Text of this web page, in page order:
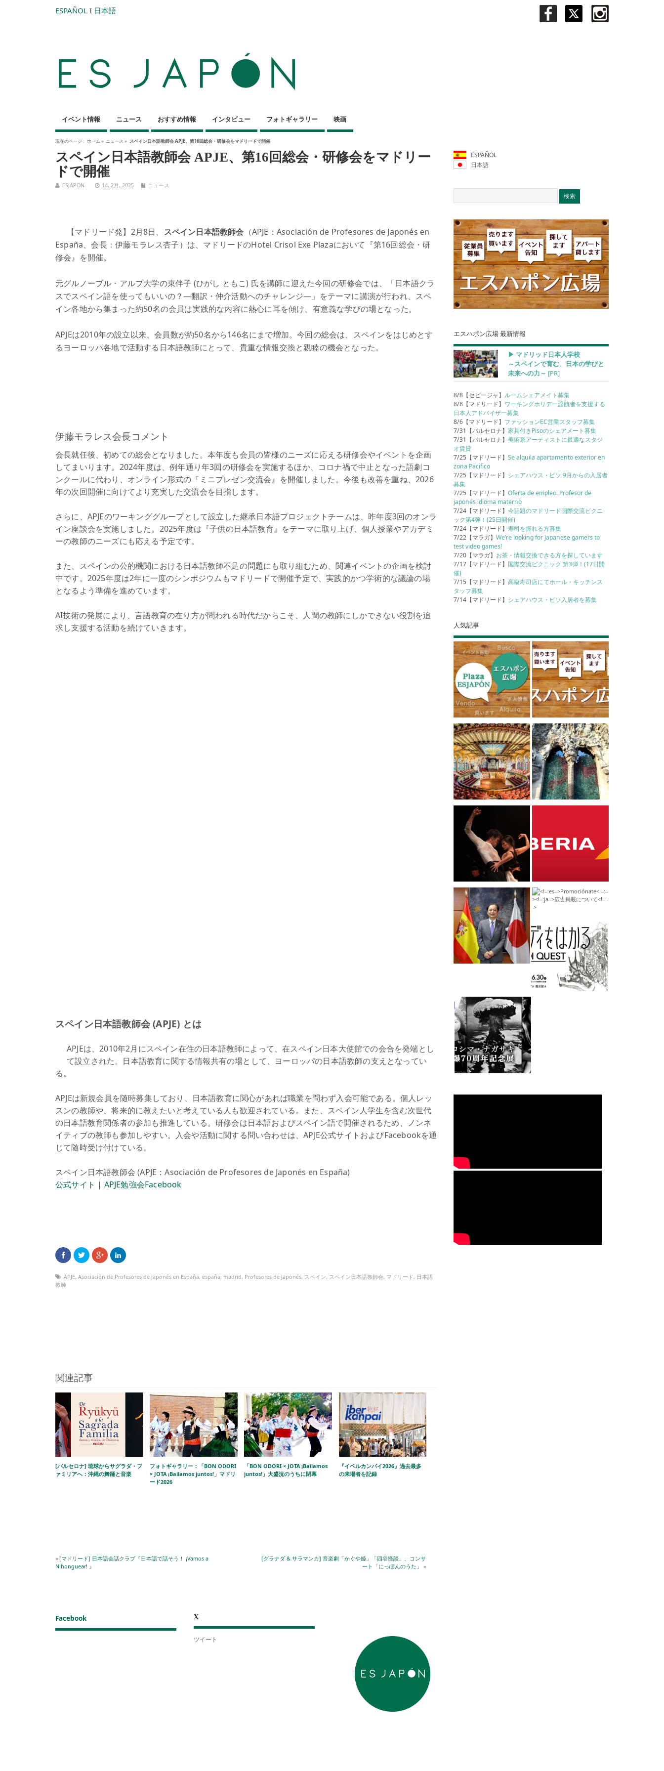
ESPAÑOL I 日本語
イベント情報 ニュース おすすめ情報 インタビュー フォトギャラリー 映画
現在のページ : ホーム » ニュース » スペイン日本語教師会 APJE、第16回総会・研修会をマドリードで開催
スペイン日本語教師会 APJE、第16回総会・研修会をマドリー
ドで開催
ESJAPON 14, 2月, 2025 ニュース
【マドリード発】2月8日、 スペイン日本語教師会 （APJE：Asociación de Profesores de Japonés en
España、会長：伊藤モラレス杏子）は、マドリードのHotel Crisol Exe Plazaにおいて『第16回総会・研
修会』を開催。
元グルノーブル・アルプ大学の東伴子 (ひがし ともこ) 氏を講師に迎えた今回の研修会では、「日本語クラ
スでスペイン語を使ってもいいの？―翻訳・仲介活動へのチャレンジ―」をテーマに講演が行われ、スペ
イン各地から集まった約50名の会員は実践的な内容に熱心に耳を傾け、有意義な学びの場となった。
APJEは2010年の設立以来、会員数が約50名から146名にまで増加。今回の総会は、スペインをはじめとす
るヨーロッパ各地で活動する日本語教師にとって、貴重な情報交換と親睦の機会となった。
伊藤モラレス会長コメント
会長就任後、初めての総会となりました。本年度も会員の皆様のニーズに応える研修会やイベントを企画
してまいります。2024年度は、例年通り年3回の研修会を実施するほか、コロナ禍で中止となった語劇コ
ンクールに代わり、オンライン形式の『ミニプレゼン交流会』を開催しました。今後も改善を重ね、2026
年の次回開催に向けてより充実した交流会を目指します。
さらに、APJEのワーキンググループとして設立した継承日本語プロジェクトチームは、昨年度3回のオンラ
イン座談会を実施しました。2025年度は『子供の日本語教育』をテーマに取り上げ、個人授業やアカデミ
ーの教師のニーズにも応える予定です。
また、スペインの公的機関における日本語教師不足の問題にも取り組むため、関連イベントの企画を検討
中です。2025年度は2年に一度のシンポジウムもマドリードで開催予定で、実践的かつ学術的な議論の場
となるよう準備を進めています。
AI技術の発展により、言語教育の在り方が問われる時代だからこそ、人間の教師にしかできない役割を追
求し支援する活動を続けていきます。
スペイン日本語教師会 (APJE) とは
APJEは、2010年2月にスペイン在住の日本語教師によって、在スペイン日本大使館での会合を発端とし
て設立された。日本語教育に関する情報共有の場として、ヨーロッパの日本語教師の支えとなってい
る。
APJEは新規会員を随時募集しており、日本語教育に関心があれば職業を問わず入会可能である。個人レッ
スンの教師や、将来的に教えたいと考えている人も歓迎されている。また、スペイン人学生を含む次世代
の日本語教育関係者の参加も推進している。研修会は日本語およびスペイン語で開催されるため、ノンネ
イティブの教師も参加しやすい。入会や活動に関する問い合わせは、APJE公式サイトおよびFacebookを通
じて随時受け付けている。
スペイン日本語教師会 (APJE：Asociación de Profesores de Japonés en España)
公式サイト | APJE勉強会Facebook
APJE, Asociación de Profesores de japonés en España, españa, madrid, Profesores de Japonés, スペイン, スペイン日本語教師会, マドリード, 日本語
教師
関連記事
[バルセロナ] 琉球からサグラダ・フ
ァミリアへ：沖縄の舞踊と音楽
フォトギャラリー：「BON ODORI
× JOTA ¡Bailamos juntos!」マドリ
ード2026
「BON ODORI × JOTA ¡Bailamos
juntos!」大盛況のうちに閉幕
『イベルカンパイ2026』過去最多
の来場者を記録
« [マドリード] 日本語会話クラブ『日本語で話そう！ ¡Vamos a
Nihonguear! 』
[グラナダ & サラマンカ] 音楽劇「かぐや姫」「四谷怪談」、コンサ
ート「にっぽんのうた」 »
ESPAÑOL
日本語
エスハポン広場 最新情報
▶︎ マドリッド日本人学校
～スペインで育む、日本の学びと
未来への力～ [PR]
8/8【セビージャ】ルームシェアメイト募集
8/8【マドリード】 ワーキングホリデー渡航者を支援する
日本人アドバイザー募集
8/6【マドリード】 ファッションEC営業スタッフ募集
7/31【バルセロナ】家具付きPisoのシェアメート募集
7/31【バルセロナ】美術系アーティストに最適なスタジ
オ賃貸
7/25【マドリード】Se alquila apartamento exterior en
zona Pacifico
7/25【マドリード】 シェアハウス・ピソ 9月からの入居者
募集
7/25【マドリード】Oferta de empleo: Profesor de
japonés idioma materno
7/24【マドリード】今話題のマドリード国際交流ピクニ
ック第4弾！(25日開催)
7/24【マドリード】寿司を握れる方募集
7/22【マラガ】We’re looking for Japanese gamers to
test video games!
7/20【マラガ】 お茶・情報交換できる方を探しています
7/17【マドリード】 国際交流ピクニック 第3弾！(17日開
催)
7/15【マドリード】高級寿司店にてホール・キッチンス
タッフ募集
7/14【マドリード】 シェアハウス・ピソ入居者を募集
人気記事
Facebook X
ツイート